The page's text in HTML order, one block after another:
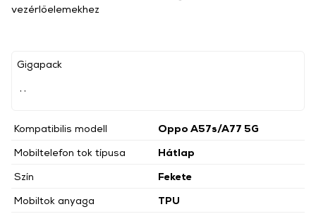
Gigapack
Kompatibilis modell
Oppo A57s/A77 5G
Mobiltelefon tok típusa
Hátlap
Szín
Fekete
Mobiltok anyaga
TPU
vezérlőelemekhez